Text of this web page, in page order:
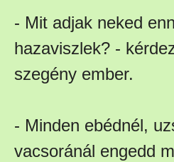
- Mit adjak neked
hazaviszlek? -
szegény ember.
- Minden ebédnél,
vacsoránál engedd